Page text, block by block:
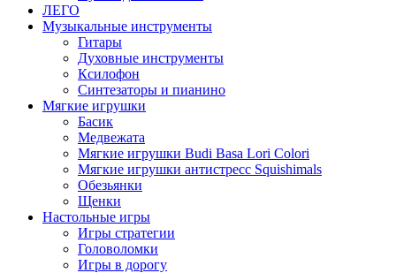
ЛЕГО
Музыкальные инструменты
Гитары
Духовные инструменты
Ксилофон
Синтезаторы и пианино
Мягкие игрушки
Басик
Медвежата
Мягкие игрушки Budi Basa Lori Colori
Мягкие игрушки антистресс Squishimals
Обезьянки
Щенки
Настольные игры
Игры стратегии
Головоломки
Игры в дорогу